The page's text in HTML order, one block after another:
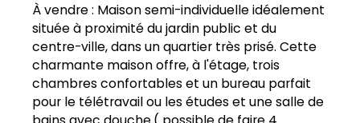
À vendre : Maison semi-individuelle idéalement
située à proximité du jardin public et du
centre-ville, dans un quartier très prisé. Cette
charmante maison offre, à l'étage, trois
chambres confortables et un bureau parfait
pour le télétravail ou les études et une salle de